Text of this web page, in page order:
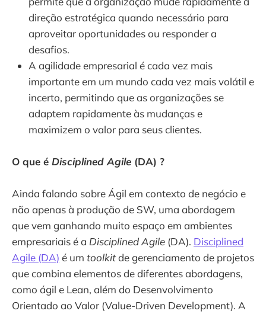
direção estratégica quando necessário para
aproveitar oportunidades ou responder a
desafios.
A agilidade empresarial é cada vez mais
importante em um mundo cada vez mais volátil e
incerto, permitindo que as organizações se
adaptem rapidamente às mudanças e
maximizem o valor para seus clientes.
O que é Disciplined Agile (DA) ?
Ainda falando sobre Ágil em contexto de negócio e
não apenas à produção de SW, uma abordagem
que vem ganhando muito espaço em ambientes
empresariais é a Disciplined Agile (DA). Disciplined
Agile (DA) é um toolkitde gerenciamento de projetos
que combina elementos de diferentes abordagens,
como ágil e Lean, além do Desenvolvimento
Orientado ao Valor (Value-Driven Development). A